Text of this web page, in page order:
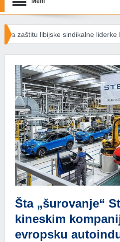
liderke Nermin Al-Šarif
Šta „šurovanje“
kineskim
evropsku